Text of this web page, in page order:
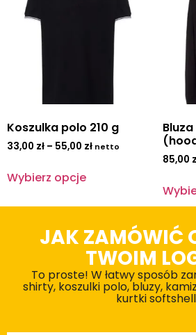
Koszulka polo 210 g
33,00 zł – 55,00 zł netto
Wybierz opcje
85,00
JAK ZAMÓWIĆ
TWOIM
To proste! W łatwy sposób
shirty, koszulki polo, bluzy,
kurtki softshell